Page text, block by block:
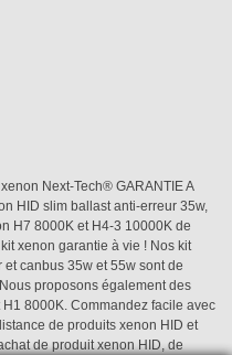
Next-Tech® GARANTIE A
HID slim ballast anti-erreur 35w,
H7 8000K et H4-3 10000K de
xenon garantie à vie ! Nos kit
canbus 35w et 55w sont de
proposons également des
8000K. Commandez facile avec
de produits xenon HID et
de produit xenon HID, de